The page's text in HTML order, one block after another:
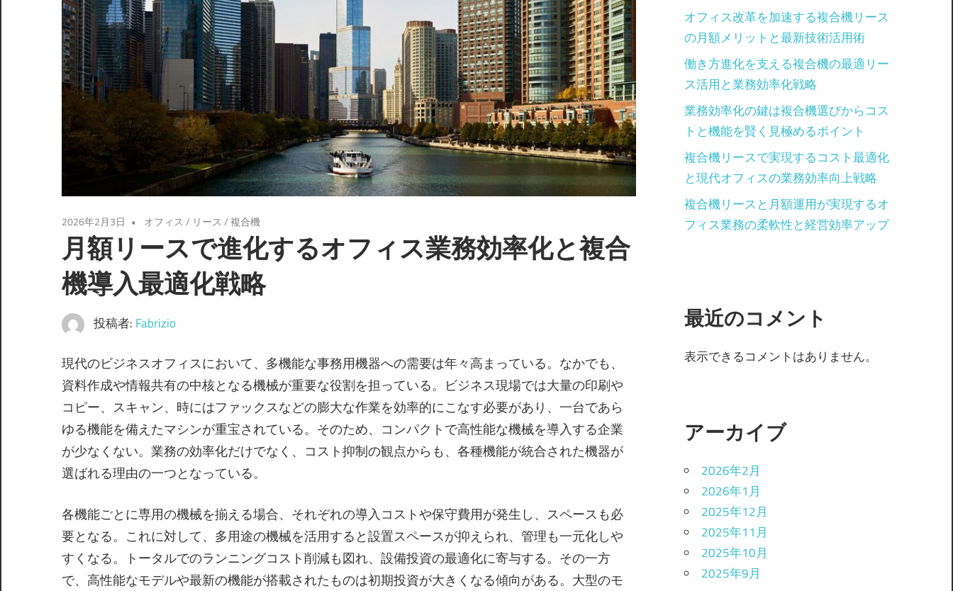
2026年2月3日 オフィス / リース /複合機
月額リースで進化するオフィス業務効率化と複合
機導入最適化戦略
投稿者: Fabrizio
現代のビジネスオフィスにおいて、多機能な事務用機器への需要は年々高まっている。 なかでも、
資料作成や情報共有の中核となる機械が重要な役割を担っている。ビジネス現場では大量の印刷や
コピー、スキャン、時にはファックスなどの膨大な作業を効率的にこなす必要があり、一台であら
ゆる機能を備えたマシンが重宝されている。そのため、コンパクトで高性能な機械を導入する企業
が少なくない。業務の効率化だけでなく、コスト抑制の観点からも、各種機能が統合された機器が
選ばれる理由の一つとなっている。
各機能ごとに専用の機械を揃える場合、それぞれの導入コストや保守費用が発生し、スペースも必
要となる。これに対して、多用途の機械を活用すると設置スペースが抑えられ、管理も一元化しや
すくなる。トータルでのランニングコスト削減も図れ、設備投資の最適化に寄与する。その一方
で、高性能なモデルや最新の機能が搭載されたものは初期投資が大きくなる傾向がある。大型のモ
オフィス改革を加速する複合機リース
の月額メリットと最新技術活用術
働き方進化を支える複合機の最適リー
ス活用と業務効率化戦略
業務効率化の鍵は複合機選びからコス
トと機能を賢く見極めるポイント
複合機リースで実現するコスト最適化
と現代オフィスの業務効率向上戦略
複合機リースと月額運用が実現するオ
フィス業務の柔軟性と経営効率アップ
最近のコメント
表示できるコメントはありません。
アーカイブ
2026年2月
2026年1月
2025年12月
2025年11月
2025年10月
2025年9月